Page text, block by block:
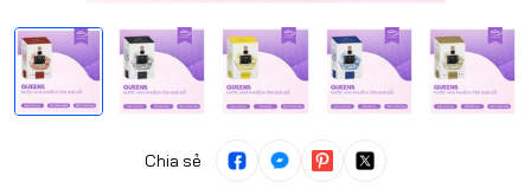
Chia sẻ